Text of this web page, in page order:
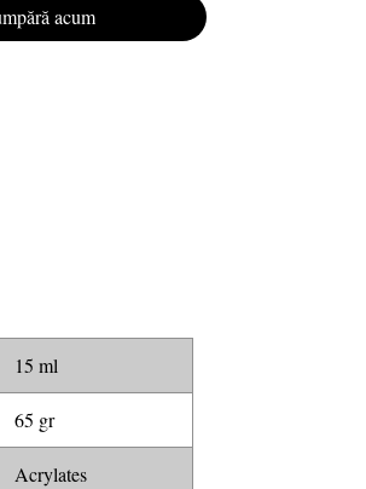
un aspect impecabil, de
semipermanent
acum
15 ml
65 gr
Acrylates